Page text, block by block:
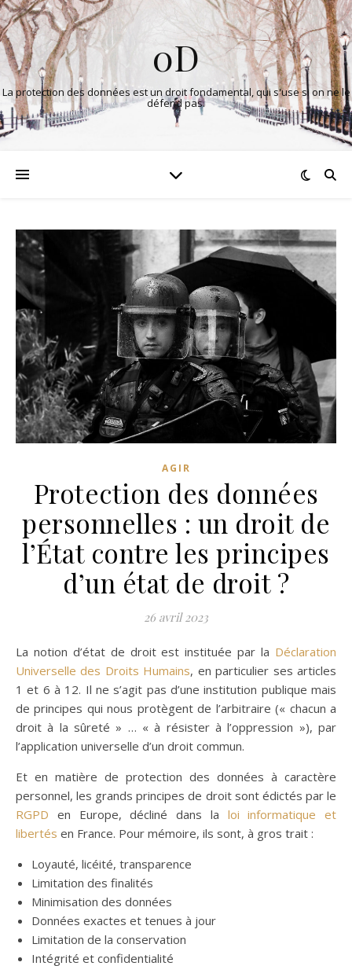
0D
La protection des données est un droit fondamental, qui s'use si on ne le
défend pas.
AGIR
Protection des données
personnelles : un droit de
l’État contre les principes
d’un état de droit ?
26 avril 2023
La notion d’état de droit est instituée par la Déclaration
Universelle des Droits Humains, en particulier ses articles
1 et 6 à 12. Il ne s’agit pas d’une institution publique mais
de principes qui nous protègent de l’arbitraire (« chacun a
droit à la sûreté » … « à résister à l’oppression »), par
l’application universelle d’un droit commun.
Et en matière de protection des données à caractère
personnel, les grands principes de droit sont édictés par le
RGPD en Europe, décliné dans la loi informatique et
libertés en France. Pour mémoire, ils sont, à gros trait :
Loyauté, licéité, transparence
Limitation des finalités
Minimisation des données
Données exactes et tenues à jour
Limitation de la conservation
Intégrité et confidentialité